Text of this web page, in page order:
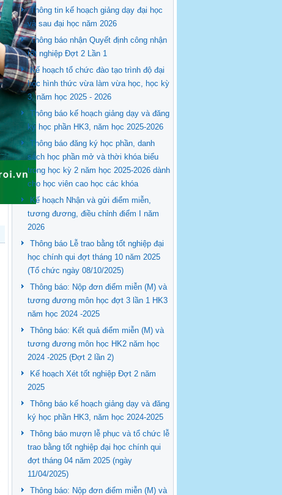
Thông tin kế hoạch giảng dạy đại học
và sau đại học năm 2026
Thông báo nhận Quyết định công nhận
tốt nghiệp Đợt 2 Lần 1
Kế hoạch tổ chức đào tạo trình độ đại
học hình thức vừa làm vừa học, học kỳ
3, năm học 2025 - 2026
Thông báo kế hoạch giảng dạy và đăng
ký học phần HK3, năm học 2025-2026
Thông báo đăng ký học phần, danh
sách học phần mở và thời khóa biểu
trong học kỳ 2 năm học 2025-2026 dành
cho học viên cao học các khóa
Kế hoạch Nhận và gửi điểm miễn,
tương đương, điều chỉnh điểm I năm
2026
Thông báo Lễ trao bằng tốt nghiệp đại
học chính qui đợt tháng 10 năm 2025
(Tổ chức ngày 08/10/2025)
Thông báo: Nộp đơn điểm miễn (M) và
tương đương môn học đợt 3 lần 1 HK3
năm học 2024 -2025
Thông báo: Kết quả điểm miễn (M) và
tương đương môn học HK2 năm học
2024 -2025 (Đợt 2 lần 2)
Kế hoạch Xét tốt nghiệp Đợt 2 năm
2025
Thông báo kế hoạch giảng dạy và đăng
ký học phần HK3, năm học 2024-2025
Thông báo mượn lễ phục và tổ chức lễ
trao bằng tốt nghiệp đại học chính qui
đợt tháng 04 năm 2025 (ngày
11/04/2025)
Thông báo: Nộp đơn điểm miễn (M) và